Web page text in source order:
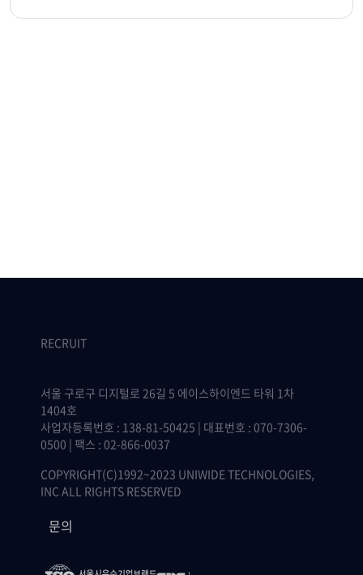
RECRUIT
서울 구로구 디지털로 26길 5 에이스하이엔드 타워 1차
1404호
사업자등록번호 : 138-81-50425 | 대표번호 : 070-7306-
0500 | 팩스 : 02-866-0037
COPYRIGHT(C)1992~2023 UNIWIDE TECHNOLOGIES,
INC ALL RIGHTS RESERVED
문의